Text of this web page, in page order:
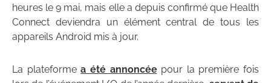
heures le 9 mai, mais elle a depuis confirmé que Health
Connect deviendra un élément central de tous les
appareils Android mis à jour.
La plateformea été annoncéepour la première fois